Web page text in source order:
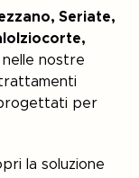
Seriate,
nostre
per
la soluzione